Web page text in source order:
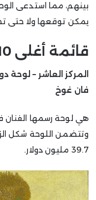
بينهم، مما استدعى
يمكن توقعها ولا حتى
قائمة أغلى 10 لوحات تم بيعها
المركز العاشر –
فان غوخ
وتتضمن اللوحة شكل
39.7 مليون دولار.